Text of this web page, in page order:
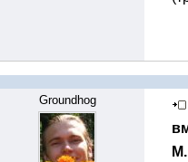
Groundhog